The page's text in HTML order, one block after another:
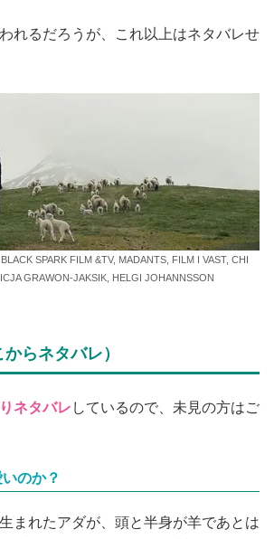
れるだろうが、これ以上はネタバレせ
SPARK FILM &TV, MADANTS, FILM I VAST, CHI
GRAWON-JAKSIK, HELGI JOHANNSSON
らネタバレ）
ネタバレ しているので、未見の方はご
のか？
まれたアダが、頭と半身が羊であとは